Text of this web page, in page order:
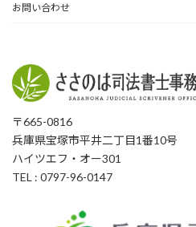
お問い合わせ
〒665-0816
兵庫県宝塚市平井二丁目1番10号
ハイツエフ・オー301
TEL : 0797-96-0147